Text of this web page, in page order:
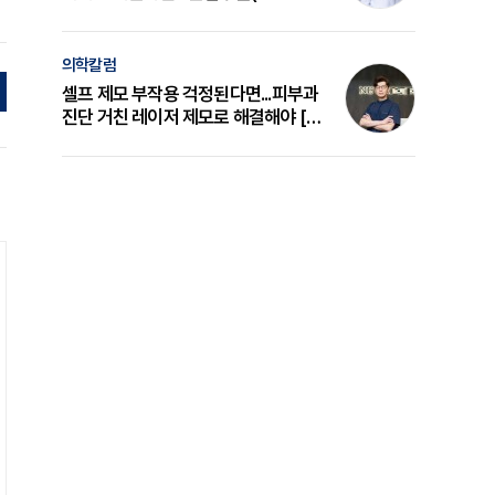
의학칼럼
셀프 제모 부작용 걱정된다면...피부과
진단 거친 레이저 제모로 해결해야 [변